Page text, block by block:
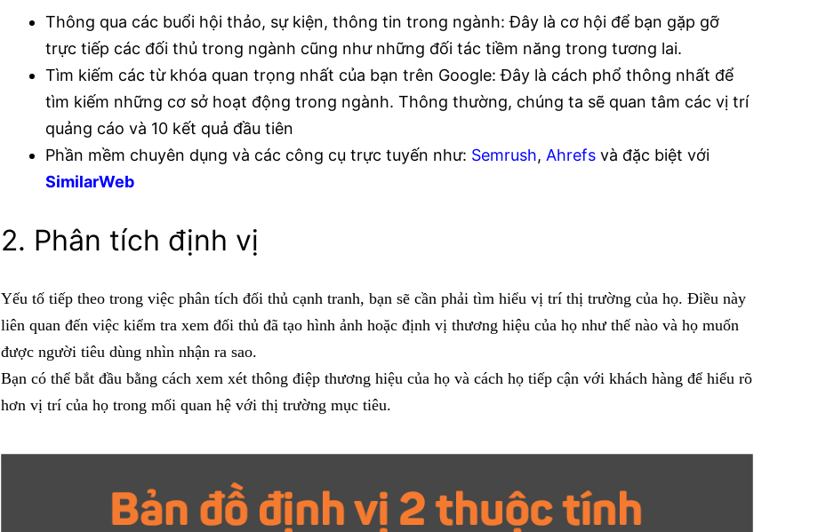
Thông qua các buổi hội thảo, sự kiện, thông tin trong ngành: Đây là cơ hội để bạn gặp gỡ
trực tiếp các đối thủ trong ngành cũng như những đối tác tiềm năng trong tương lai.
Tìm kiếm các từ khóa quan trọng nhất của bạn trên Google: Đây là cách phổ thông nhất để
tìm kiếm những cơ sở hoạt động trong ngành. Thông thường, chúng ta sẽ quan tâm các vị trí
quảng cáo và 10 kết quả đầu tiên
Phần mềm chuyên dụng và các công cụ trực tuyến như: Semrush, Ahrefs và đặc biệt với
SimilarWeb
2. Phân tích định vị
Yếu tố tiếp theo trong việc phân tích đối thủ cạnh tranh, bạn sẽ cần phải tìm hiểu vị trí thị trường của họ. Điều này
liên quan đến việc kiểm tra xem đối thủ đã tạo hình ảnh hoặc định vị thương hiệu của họ như thế nào và họ muốn
được người tiêu dùng nhìn nhận ra sao.
Bạn có thể bắt đầu bằng cách xem xét thông điệp thương hiệu của họ và cách họ tiếp cận với khách hàng để hiểu rõ
hơn vị trí của họ trong mối quan hệ với thị trường mục tiêu.